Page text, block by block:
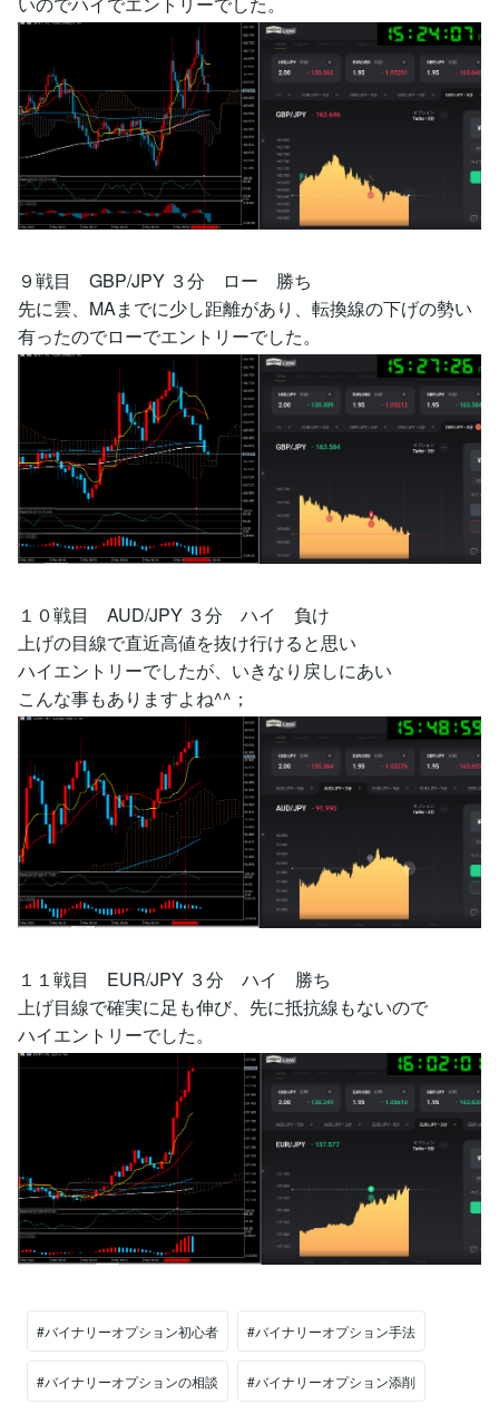
９戦目 GBP/JPY ３分 ロー 勝ち
先に雲、MAまでに少し距離があり、転換線の下げの勢い
有ったのでローでエントリーでした。
１０戦目 AUD/JPY ３分 ハイ 負け
上げの目線で直近高値を抜け行けると思い
ハイエントリーでしたが、いきなり戻しにあい
こんな事もありますよね^^；
１１戦目 EUR/JPY ３分 ハイ 勝ち
上げ目線で確実に足も伸び、先に抵抗線もないので
ハイエントリーでした。
#バイナリーオプション初心者 #バイナリーオプション手法
#バイナリーオプションの相談 #バイナリーオプション添削